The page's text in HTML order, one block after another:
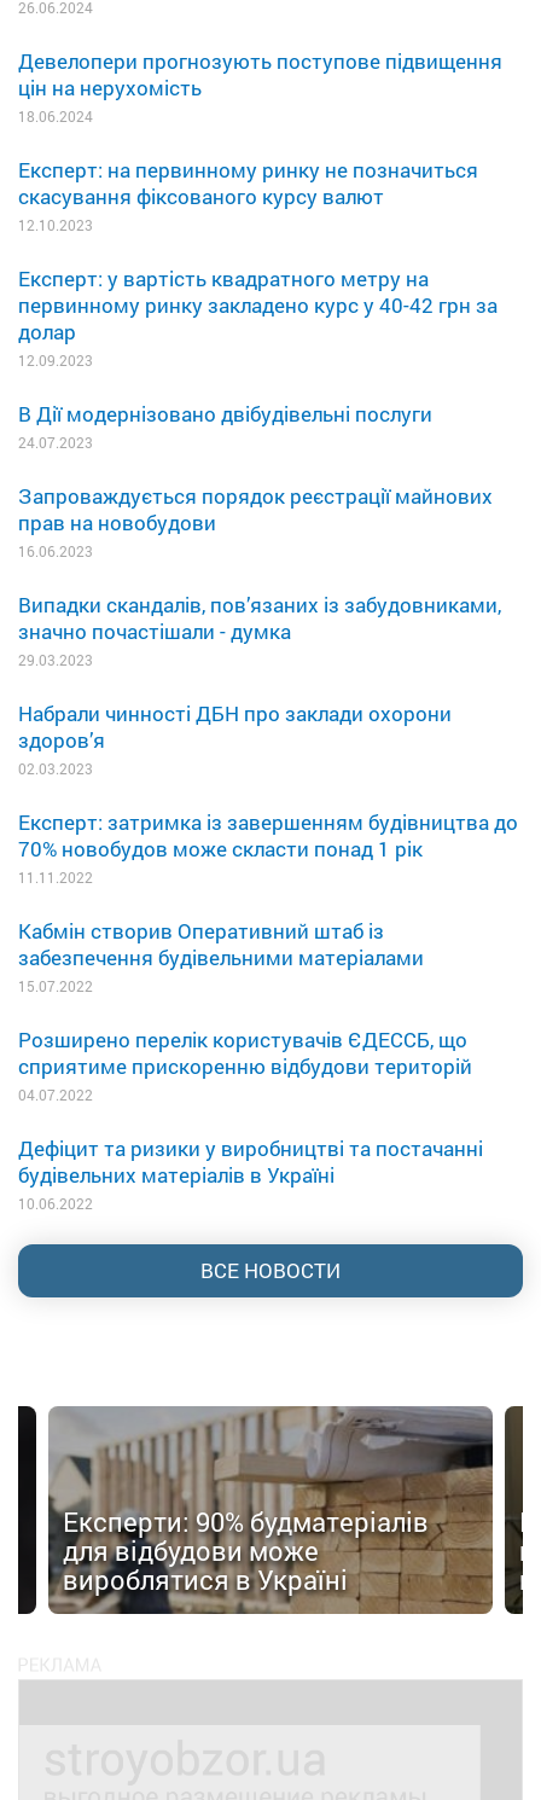
26.06.2024
Девелопери прогнозують поступове підвищення
цін на нерухомість
18.06.2024
Експерт: на первинному ринку не позначиться
скасування фіксованого курсу валют
12.10.2023
Експерт: у вартість квадратного метру на
первинному ринку закладено курс у 40-42 грн за
долар
12.09.2023
В Дії модернізовано двібудівельні послуги
24.07.2023
Запроваждується порядок реєстрації майнових
прав на новобудови
16.06.2023
Випадки скандалів, пов’язаних із забудовниками,
значно почастішали - думка
29.03.2023
Набрали чинності ДБН про заклади охорони
здоров’я
02.03.2023
Експерт: затримка із завершенням будівництва до
70% новобудов може скласти понад 1 рік
11.11.2022
Кабмін створив Оперативний штаб із
забезпечення будівельними матеріалами
15.07.2022
Розширено перелік користувачів ЄДЕССБ, що
сприятиме прискоренню відбудови територій
04.07.2022
Дефіцит та ризики у виробництві та постачанні
будівельних матеріалів в Україні
10.06.2022
ВСЕ НОВОСТИ
Експерти: 90% будматеріалів
для відбудови може
вироблятися в Україні